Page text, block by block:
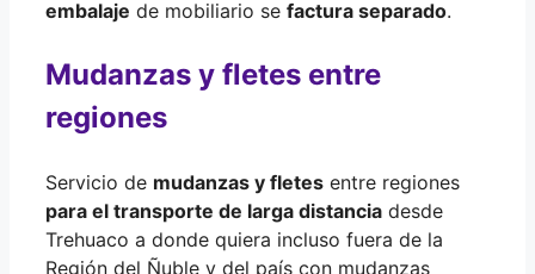
embalaje de mobiliario se factura separado.
Mudanzas y fletes entre
regiones
Servicio de mudanzas y fletes entre regiones
para el transporte de larga distancia desde
Trehuaco a donde quiera incluso fuera de la
Región del Ñuble y del país con mudanzas